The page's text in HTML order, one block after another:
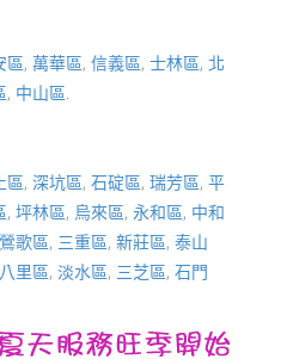
區,萬華區,信義區,士林區, 北
, 中山區.
區,深坑區,石碇區,瑞芳區,平
,坪林區, 烏來區,永和區, 中和
鶯歌區, 三重區,新莊區,泰山
八里區,淡水區, 三芝區,石門